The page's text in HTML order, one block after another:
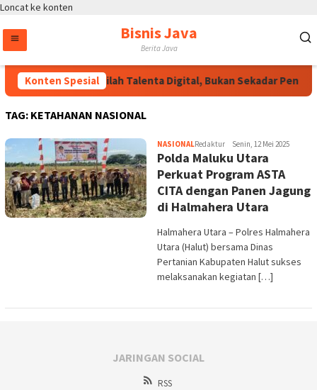
Loncat ke konten
Bisnis Java
Berita Java
Konten Spesial
Wakapolri: Jadilah Talenta Digital, Bukan Sekadar
TAG: KETAHANAN NASIONAL
NASIONALRedaktur Senin, 12 Mei 2025
Polda Maluku Utara
Perkuat Program ASTA
CITA dengan Panen Jagung
di Halmahera Utara
Halmahera Utara – Polres Halmahera
Utara (Halut) bersama Dinas
Pertanian Kabupaten Halut sukses
melaksanakan kegiatan […]
JARINGAN SOCIAL
RSS